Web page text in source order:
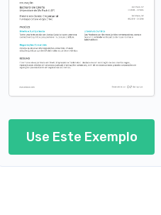
Advogado imobiliário
Advogado tributário
Advogado internacional
Use Este Exemplo